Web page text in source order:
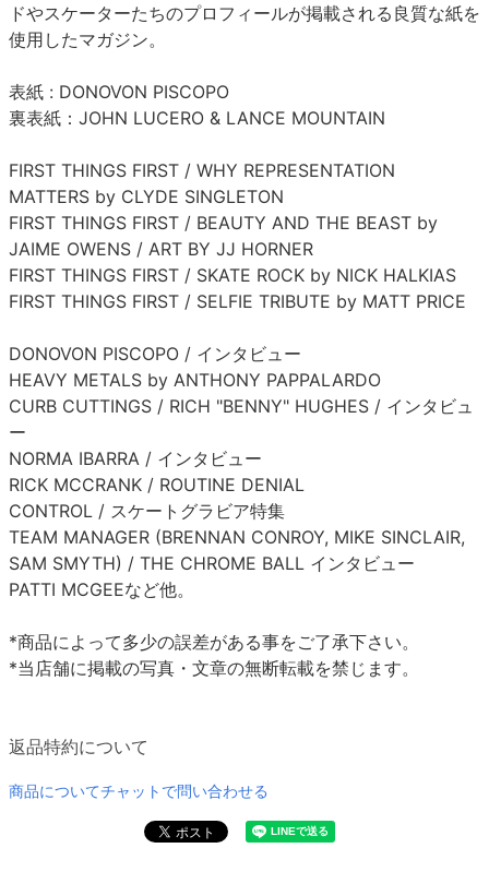
ドやスケーターたちのプロフィールが掲載される良質な紙を
使用したマガジン。
表紙 : DONOVON PISCOPO
裏表紙：JOHN LUCERO & LANCE MOUNTAIN
FIRST THINGS FIRST / WHY REPRESENTATION
MATTERS by CLYDE SINGLETON
FIRST THINGS FIRST / BEAUTY AND THE BEAST by
JAIME OWENS / ART BY JJ HORNER
FIRST THINGS FIRST / SKATE ROCK by NICK HALKIAS
FIRST THINGS FIRST / SELFIE TRIBUTE by MATT PRICE
DONOVON PISCOPO / インタビュー
HEAVY METALS by ANTHONY PAPPALARDO
CURB CUTTINGS / RICH "BENNY" HUGHES / インタビュ
ー
NORMA IBARRA / インタビュー
RICK MCCRANK / ROUTINE DENIAL
CONTROL / スケートグラビア特集
TEAM MANAGER (BRENNAN CONROY, MIKE SINCLAIR,
SAM SMYTH) / THE CHROME BALL インタビュー
PATTI MCGEEなど他。
*商品によって多少の誤差がある事をご了承下さい。
*当店舗に掲載の写真・文章の無断転載を禁じます。
返品特約について
商品についてチャットで問い合わせる